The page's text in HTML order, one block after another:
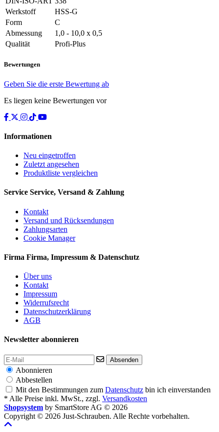
Werkstoff
HSS-G
Form
C
Abmessung
1,0 - 10,0 x 0,5
Qualität
Profi-Plus
Bewertungen
Geben Sie die erste Bewertung ab
Es liegen keine Bewertungen vor
Informationen
Neu eingetroffen
Zuletzt angesehen
Produktliste vergleichen
Service Service, Versand & Zahlung
Kontakt
Versand und Rücksendungen
Zahlungsarten
Cookie Manager
Firma Firma, Impressum & Datenschutz
Über uns
Kontakt
Impressum
Widerrufsrecht
Datenschutzerklärung
AGB
Newsletter abonnieren
Absenden
Abonnieren
Abbestellen
Mit den Bestimmungen zum Datenschutz bin ich einverstanden
* Alle Preise inkl. MwSt., zzgl. Versandkosten
Shopsystem by SmartStore AG © 2026
Copyright © 2026 Just-Schrauben. Alle Rechte vorbehalten.